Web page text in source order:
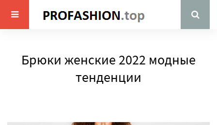
Брюки женские 2022 модные
тенденции